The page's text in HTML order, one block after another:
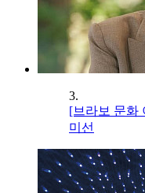
3.
[브라보 문화
미선